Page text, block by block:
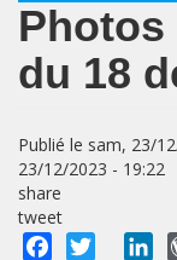
Photos
du 18
Publié le sam, 23/
23/12/2023 - 19:22
share
tweet
Facebook
Twitter